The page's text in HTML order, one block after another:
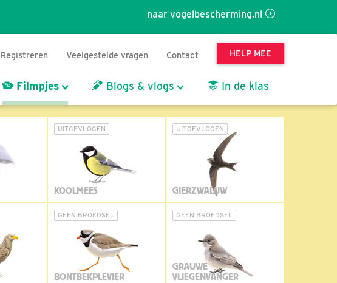
naar vogelbescherming.nl
Registreren Veelgestelde vragen Contact HELP MEE
Filmpjes Blogs & vlogs In de klas
UITGEVLOGEN
KOOLMEES
UITGEVLOGEN
GIERZWALUW
GEEN BROEDSEL
BONTBEKPLEVIER
GEEN BROEDSEL
GRAUWE
VLIEGENVANGER